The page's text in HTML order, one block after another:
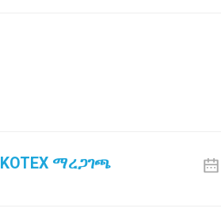
ማረጋገጫ